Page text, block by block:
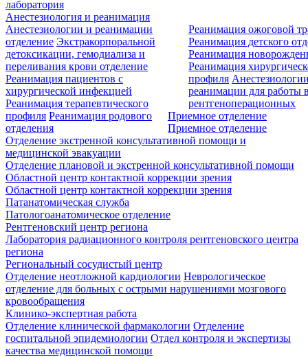
лаборатория
Анестезиология и реанимация
Анестезиологии и реанимации
отделение Экстракорпоральной
детоксикации, гемодиализа и
переливания крови отделение
Реанимация пациентов с
хирургической инфекцией
Реанимация терапевтического
профиля Реанимация родового
отделения
Реанимация ожоговой
Реанимация детского
Реанимация
Реанимация
профиля
реанимации для работы
рентгеноперационных
Приемное отделение
Приемное отделение
Отделение экстренной консультативной помощи и
медицинской эвакуации
Отделение плановой и экстренной консультативной помощи
Областной центр контактной коррекции зрения
Областной центр контактной коррекции зрения
Патанатомическая служба
Патологоанатомическое отделение
Рентгеновский центр региона
Лаборатория радиационного контроля рентгеновского центра
региона
Региональный сосудистый центр
Отделение неотложной кардиологии Неврологическое
отделение для больных с острыми нарушениями мозгового
кровообращения
Клинико-экспертная работа
Отделение клинической фармакологии Отделение
госпитальной эпидемиологии Отдел контроля и экспертизы
качества медицинской помощи